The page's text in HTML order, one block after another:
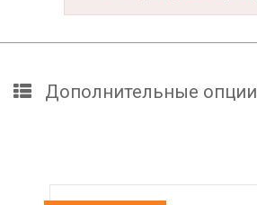
Дополнительные опции